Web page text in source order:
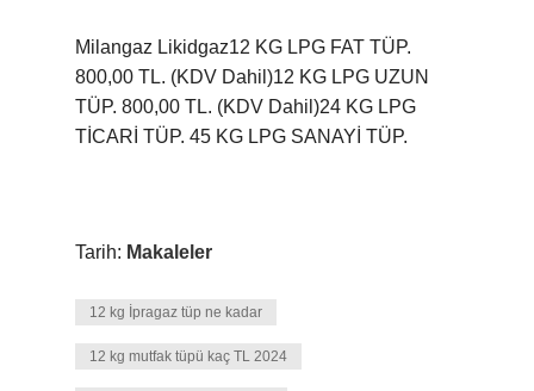
Milangaz Likidgaz12 KG LPG FAT TÜP.
800,00 TL. (KDV Dahil)12 KG LPG UZUN
TÜP. 800,00 TL. (KDV Dahil)24 KG LPG
TİCARİ TÜP. 45 KG LPG SANAYİ TÜP.
Tarih: Makaleler
12 kg İpragaz tüp ne kadar
12 kg mutfak tüpü kaç TL 2024